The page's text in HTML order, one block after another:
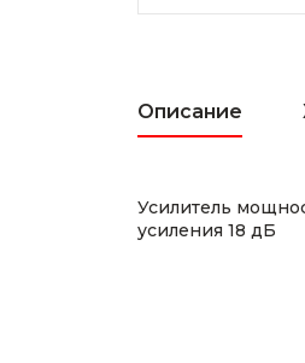
Описание
Усилитель
усиления 18 дБ